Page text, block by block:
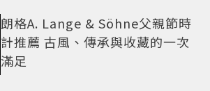
朗格A. Lange & Söhne父親節時
計推薦 古風、傳承與收藏的一次
滿足